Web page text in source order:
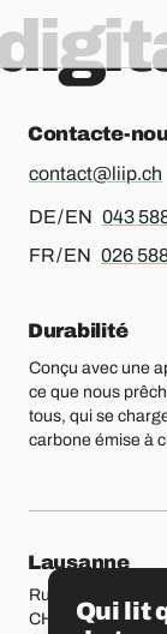
Contacte-
contact@liip.ch
DE / EN Pour
043
FR / EN Pour le
026
Durabilité
Conçu avec une
ce que nous
tous, qui se
carbone émise à
Nos
Lausanne
Rue Etraz 4
CH-1003Qui lit